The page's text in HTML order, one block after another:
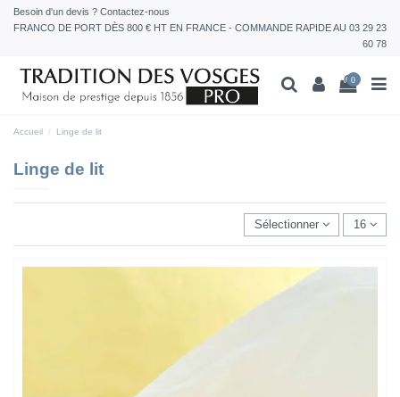
Besoin d'un devis ? Contactez-nous
FRANCO DE PORT DÈS 800 € HT EN FRANCE - COMMANDE RAPIDE AU 03 29 23
60 78
0
Accueil Linge de lit
Linge de lit
Sélectionner 16